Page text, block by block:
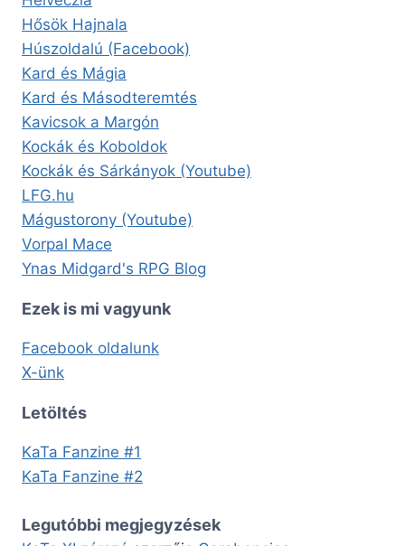
Hősök Hajnala
Húszoldalú (Facebook)
Kard és Mágia
Kard és Másodteremtés
Kavicsok a Margón
Kockák és Koboldok
Kockák és Sárkányok (Youtube)
LFG.hu
Mágustorony (Youtube)
Vorpal Mace
Ynas Midgard's RPG Blog
Ezek is mi vagyunk
Facebook oldalunk
X-ünk
Letöltés
KaTa Fanzine #1
KaTa Fanzine #2
Legutóbbi megjegyzések